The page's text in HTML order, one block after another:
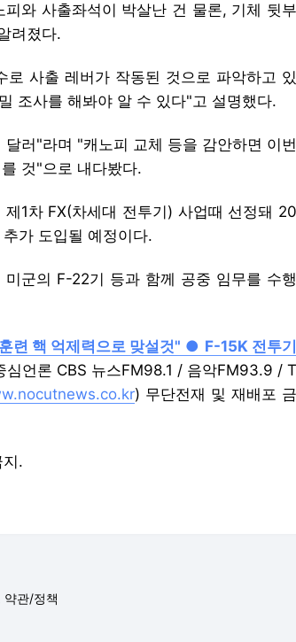
와 사출좌석이 박살난 건 물론, 기체 뒷부
려졌다.
사출 레버가 작동된 것으로 파악하고 있
조사를 해봐야 알 수 있다"고 설명했다.
러"라며 "캐노피 교체 등을 감안하면 이번
것"으로 내다봤다.
1차 FX(차세대 전투기) 사업때 선정돼 20
가 도입될 예정이다.
군의 F-22기 등과 함께 공중 임무를 수행
련 핵 억제력으로 맞설것" ● F-15K 전투기
심언론 CBS 뉴스FM98.1 / 음악FM93.9 / T
) 무단전재 및 재배포 금
.
약관/정책